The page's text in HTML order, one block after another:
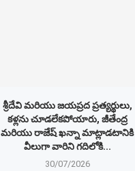
శ్రీదేవి మరియు జయప్రద ప్రత్యర్థులు,
కళ్లను చూడలేకపోయారు, జీతేంద్ర
మరియు రాజేష్ ఖన్నా మాట్లాడటానికి
వీలుగా వారిని గదిలోకి...
30/07/2026